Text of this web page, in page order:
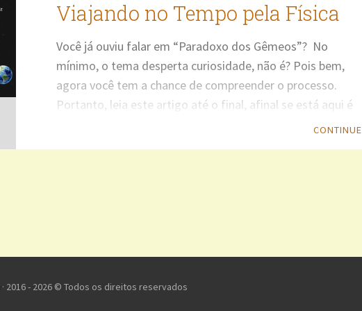
Viajando no Tempo pela Física
Você já ouviu falar em “Paradoxo dos Gêmeos”? No
mínimo, o tema desperta curiosidade, não é? Pois bem,
agora você tem a chance de compreender o processo.
Portanto, leia este artigo até o final, afinal se está aqui é
porque a Física é empolgante e intrigante também para
CONTINUE
· 2016 - 2026 © Todos os direitos reservados